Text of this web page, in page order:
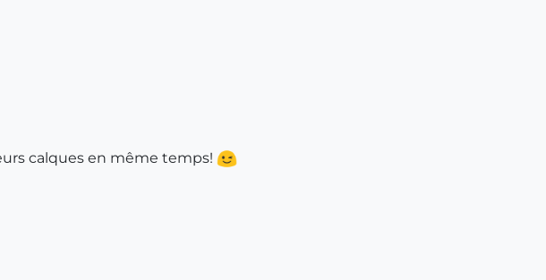
calques en même temps!